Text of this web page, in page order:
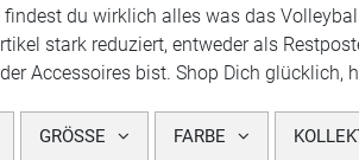
du wirklich alles was das
stark reduziert, entweder als
Accessoires bist. Shop Dich glücklich,
GRÖSSE FARBE